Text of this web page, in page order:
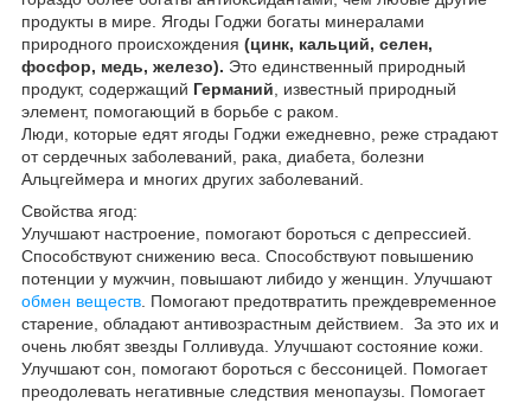
продукты в мире. Ягоды Годжи богаты минералами
природного происхождения (цинк, кальций, селен,
фосфор, медь, железо). Это единственный природный
продукт, содержащий Германий , известный природный
элемент, помогающий в борьбе с раком.
Люди, которые едят ягоды Годжи ежедневно, реже страдают
от сердечных заболеваний, рака, диабета, болезни
Альцгеймера и многих других заболеваний.
Свойства ягод:
Улучшают настроение, помогают бороться с депрессией.
Способствуют снижению веса. Способствуют повышению
потенции у мужчин, повышают либидо у женщин. Улучшают
обмен веществ . Помогают предотвратить преждевременное
старение, обладают антивозрастным действием. За это их и
очень любят звезды Голливуда. Улучшают состояние кожи.
Улучшают сон, помогают бороться с бессоницей. Помогает
преодолевать негативные следствия менопаузы. Помогает